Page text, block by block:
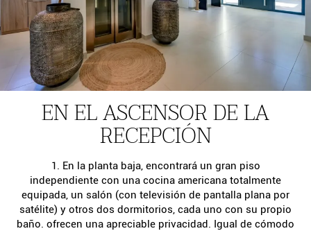
EN EL ASCENSOR DE LA
RECEPCIÓN
1. En la planta baja, encontrará un gran piso
independiente con una cocina americana totalmente
equipada, un salón (con televisión de pantalla plana por
satélite) y otros dos dormitorios, cada uno con su propio
baño. ofrecen una apreciable privacidad. Igual de cómodo